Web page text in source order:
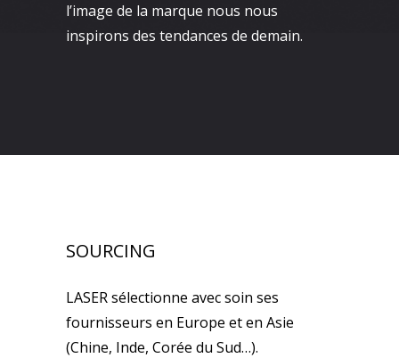
l’image de la marque nous nous
inspirons des tendances de demain.
SOURCING
LASER sélectionne avec soin ses
fournisseurs en Europe et en Asie
(Chine, Inde, Corée du Sud…).